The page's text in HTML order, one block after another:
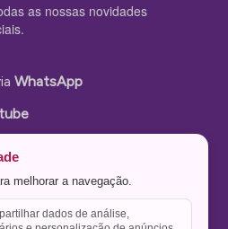
as nossas novidades
WhatsApp
melhorar a navegação.
dados de análise,